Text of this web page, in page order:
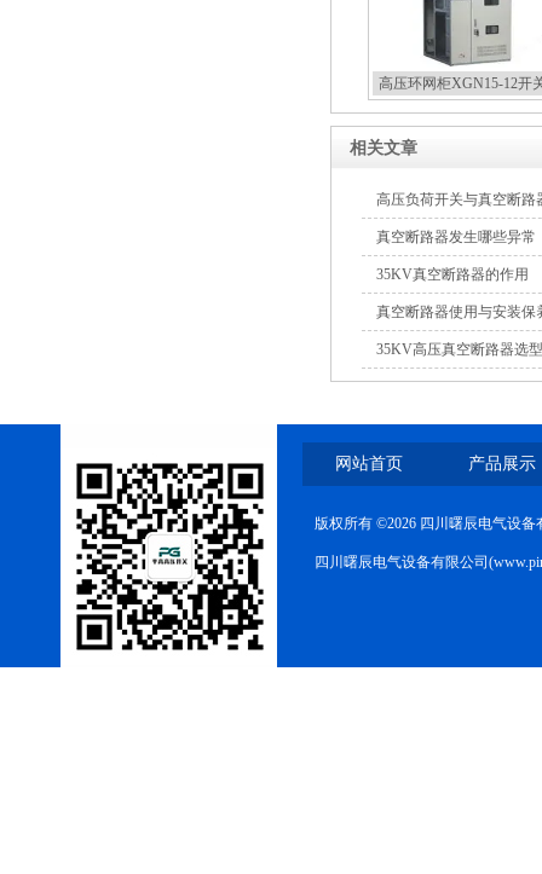
高压环网柜XGN15-12开
相关文章
高压负荷开关与真空断路
真空断路器发生哪些异常
35KV真空断路器的作用
真空断路器使用与安装保
35KV高压真空断路器选
网站首页 产品展示
版权所有 ©2026 四川曙辰电气设
四川曙辰电气设备有限公司